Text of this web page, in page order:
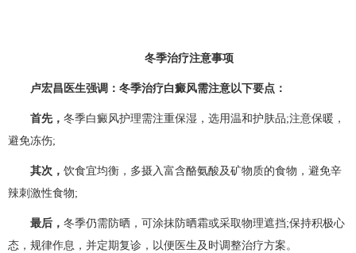
冬季治疗注意事项
卢宏昌医生强调：冬季治疗白癜风需注意以下要点：
首先， 冬季白癜风护理需注重保湿，选用温和护肤品;注意保暖，
避免冻伤;
其次， 饮食宜均衡，多摄入富含酪氨酸及矿物质的食物，避免辛
辣刺激性食物;
最后， 冬季仍需防晒，可涂抹防晒霜或采取物理遮挡;保持积极心
态，规律作息，并定期复诊，以便医生及时调整治疗方案。